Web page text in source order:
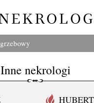
Inne nekrologi